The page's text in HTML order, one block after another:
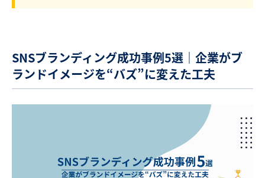
SNSブランディング成功事例5選｜企業がブ
ランドイメージを“バズ”に変えた工夫